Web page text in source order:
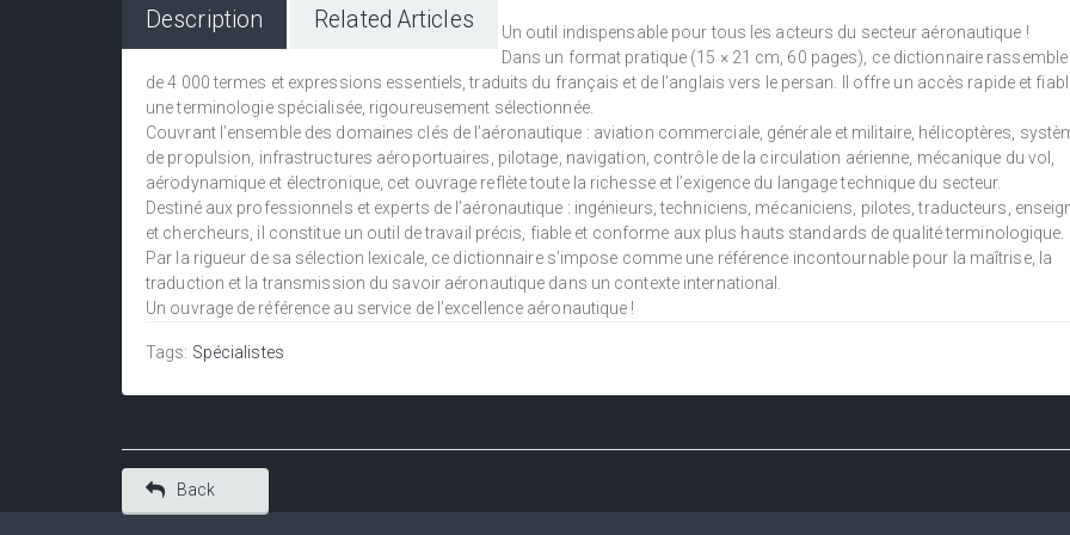
Description Related Articles
Un outil indispensable pour tous les acteurs du secteur aéronautique !
Dans un format pratique (15 × 21 cm, 60 pages), ce dictionnaire rassemble
de 4 000 termes et expressions essentiels, traduits du français et de l’anglais vers le persan. Il offre un accès rapide et
une terminologie spécialisée, rigoureusement sélectionnée.
Couvrant l’ensemble des domaines clés de l’aéronautique : aviation commerciale, générale et militaire, hélicoptères,
de propulsion, infrastructures aéroportuaires, pilotage, navigation, contrôle de la circulation aérienne, mécanique du vol,
aérodynamique et électronique, cet ouvrage reflète toute la richesse et l’exigence du langage technique du secteur.
Destiné aux professionnels et experts de l’aéronautique : ingénieurs, techniciens, mécaniciens, pilotes, traducteurs,
et chercheurs, il constitue un outil de travail précis, fiable et conforme aux plus hauts standards de qualité terminologique.
Par la rigueur de sa sélection lexicale, ce dictionnaire s’impose comme une référence incontournable pour la maîtrise, la
traduction et la transmission du savoir aéronautique dans un contexte international.
Un ouvrage de référence au service de l’excellence aéronautique !
Tags: Spécialistes
Back